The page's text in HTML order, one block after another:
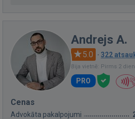
Andrejs A.
5.0 · 322
Bija vietnē: Pirms 2
PRO
Cenas
Advokāta pakalpojumi